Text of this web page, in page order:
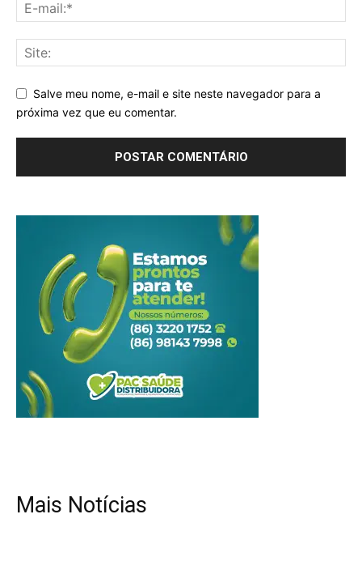
Salve meu nome, e-mail e site neste navegador para a
próxima vez que eu comentar.
Mais Notícias